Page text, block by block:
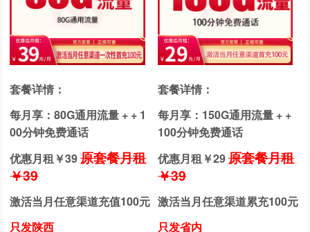
套餐详情：
每月享：80G通用流量 + + 1
00分钟免费通话
优惠月租￥39原套餐月租
￥39
激活当月任意渠道充值100元
只发陕西
套餐详情：
每月享：150G通用流量 + +
100分钟免费通话
优惠月租￥29原套餐月租
￥39
激活当月任意渠道累充100元
只发省内